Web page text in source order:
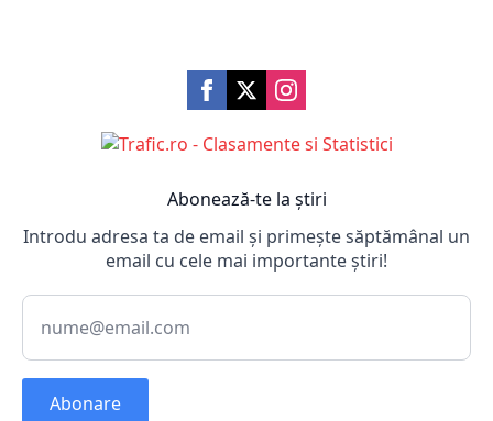
Abonează-te la știri
Introdu adresa ta de email și primește săptămânal un
email cu cele mai importante știri!
Abonare